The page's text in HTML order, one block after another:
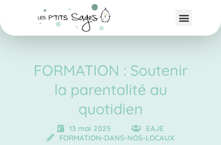
FORMATION : Soutenir
la parentalité au
quotidien
13 mai 2025
EAJE
FORMATION-DANS-NOS-LOCAUX